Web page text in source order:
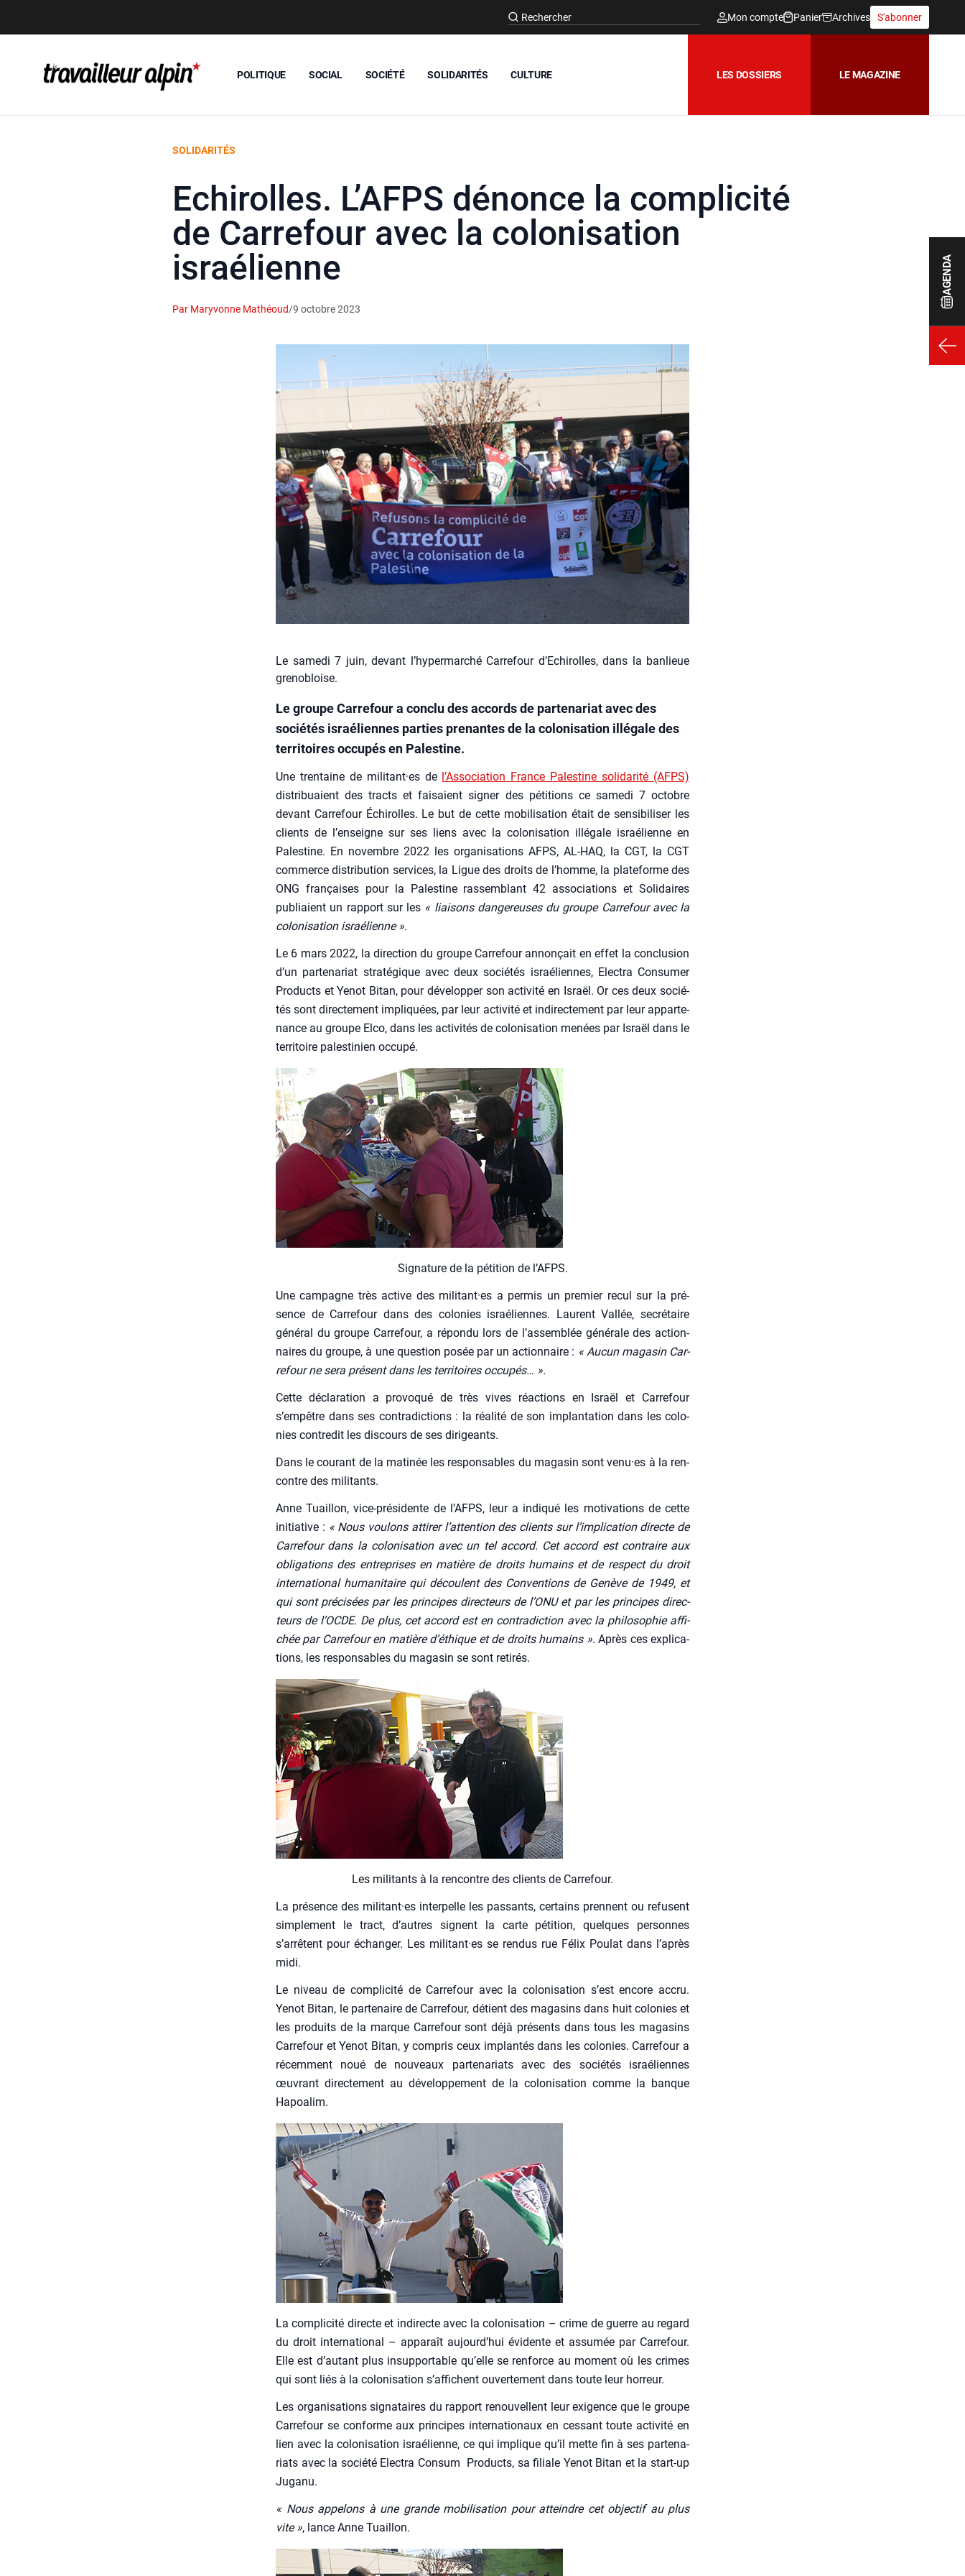
AGENDA
Mon compte Panier Archives S'abonner
POLITIQUE SOCIAL SOCIÉTÉ SOLIDARITÉS CULTURE LES DOSSIERS LE MAGAZINE
SOLIDARITÉS
Echirolles. L’AFPS dénonce la complicité
de Carrefour avec la colonisation
israélienne
Par Maryvonne Mathéoud/9 octobre 2023
Le samedi 7 juin, devant l’hypermarché Carrefour d’Echirolles, dans la banlieue
grenobloise.
Le groupe Carrefour a conclu des accords de partenariat avec des
sociétés israéliennes parties prenantes de la colonisation illégale des
territoires occupés en Palestine.
Une tren­taine de militant·es de l’Association France Pales­tine soli­da­ri­té (AFPS)
dis­tri­buaient des tracts et fai­saient signer des péti­tions ce same­di 7 octobre
devant Car­re­four Échi­rolles. Le but de cette mobi­li­sa­tion était de sen­si­bi­li­ser les
clients de l’enseigne sur ses liens avec la colo­ni­sa­tion illé­gale israé­lienne en
Pales­tine. En novembre 2022 les orga­ni­sa­tions AFPS, AL-HAQ, la CGT, la CGT
com­merce dis­tri­bu­tion ser­vices, la Ligue des droits de l’homme, la pla­te­forme des
ONG fran­çaises pour la Pales­tine ras­sem­blant 42 asso­cia­tions et Soli­daires
publiaient un rap­port sur les « liai­sons dan­ge­reuses du groupe Car­re­four avec la
colo­ni­sa­tion israé­lienne ».
Le 6 mars 2022, la direc­tion du groupe Car­re­four annon­çait en effet la conclu­sion
d’un par­te­na­riat stra­té­gique avec deux socié­tés israé­liennes, Elec­tra Consu­mer
Pro­ducts et Yenot Bitan, pour déve­lop­per son acti­vi­té en Israël. Or ces deux socié­
tés sont direc­te­ment impli­quées, par leur acti­vi­té et indi­rec­te­ment par leur appar­te­
nance au groupe Elco, dans les acti­vi­tés de colo­ni­sa­tion menées par Israël dans le
ter­ri­toire pales­ti­nien occu­pé.
Signa­ture de la péti­tion de l’AFPS.
Une cam­pagne très active des militant·es a per­mis un pre­mier recul sur la pré­
sence de Car­re­four dans des colo­nies israé­liennes. Laurent Val­lée, secré­taire
géné­ral du groupe Car­re­four, a répon­du lors de l’assemblée géné­rale des action­
naires du groupe, à une ques­tion posée par un action­naire : « Aucun maga­sin Car­
re­four ne sera pré­sent dans les ter­ri­toires occu­pés… ».
Cette décla­ra­tion a pro­vo­qué de très vives réac­tions en Israël et Car­re­four
s’empêtre dans ses contra­dic­tions : la réa­li­té de son implan­ta­tion dans les colo­
nies contre­dit les dis­cours de ses diri­geants.
Dans le cou­rant de la mati­née les res­pon­sables du maga­sin sont venu·es à la ren­
contre des mili­tants.
Anne Tuaillon, vice-pré­si­dente de l’AFPS, leur a indi­qué les moti­va­tions de cette
ini­tia­tive : « Nous vou­lons atti­rer l’attention des clients sur l’implication directe de
Car­re­four dans la colo­ni­sa­tion avec un tel accord. Cet accord est contraire aux
obli­ga­tions des entre­prises en matière de droits humains et de res­pect du droit
inter­na­tio­nal huma­ni­taire qui découlent des Conven­tions de Genève de 1949, et
qui sont pré­ci­sées par les prin­cipes direc­teurs de l’ONU et par les prin­cipes direc­
teurs de l’OCDE. De plus, cet accord est en contra­dic­tion avec la phi­lo­so­phie affi­
chée par Car­re­four en matière d’éthique et de droits humains ». Après ces expli­ca­
tions, les res­pon­sables du maga­sin se sont reti­rés.
Les mili­tants à la ren­contre des clients de Car­re­four.
La pré­sence des militant·es inter­pelle les pas­sants, cer­tains prennent ou refusent
sim­ple­ment le tract, d’autres signent la carte péti­tion, quelques per­sonnes
s’arrêtent pour échan­ger. Les militant·es se ren­dus rue Félix Pou­lat dans l’après
midi.
Le niveau de com­pli­ci­té de Car­re­four avec la colo­ni­sa­tion s’est encore accru.
Yenot Bitan, le par­te­naire de Car­re­four, détient des maga­sins dans huit colo­nies et
les pro­duits de la marque Car­re­four sont déjà pré­sents dans tous les maga­sins
Car­re­four et Yenot Bitan, y com­pris ceux implan­tés dans les colo­nies. Car­re­four a
récem­ment noué de nou­veaux par­te­na­riats avec des socié­tés israé­liennes
œuvrant direc­te­ment au déve­lop­pe­ment de la colo­ni­sa­tion comme la banque
Hapoa­lim.
La com­pli­ci­té directe et indi­recte avec la colo­ni­sa­tion – crime de guerre au regard
du droit inter­na­tio­nal – appa­raît aujourd’hui évi­dente et assu­mée par Car­re­four.
Elle est d’autant plus insup­por­table qu’elle se ren­force au moment où les crimes
qui sont liés à la colo­ni­sa­tion s’affichent ouver­te­ment dans toute leur hor­reur.
Les orga­ni­sa­tions signa­taires du rap­port renou­vellent leur exi­gence que le groupe
Car­re­four se conforme aux prin­cipes inter­na­tio­naux en ces­sant toute acti­vi­té en
lien avec la colo­ni­sa­tion israé­lienne, ce qui implique qu’il mette fin à ses par­te­na­
riats avec la socié­té Elec­tra Consum Pro­ducts, sa filiale Yenot Bitan et la start-up
Juga­nu.
« Nous appe­lons à une grande mobi­li­sa­tion pour atteindre cet objec­tif au plus
vite », lance Anne Tuaillon.